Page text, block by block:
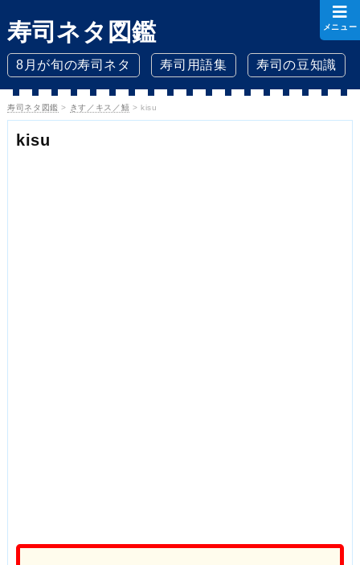
寿司ネタ図鑑
8月が旬の寿司ネタ 寿司用語集 寿司の豆知識
寿司ネタ図鑑 > きす／キス／鱚 >kisu
kisu
メニュー